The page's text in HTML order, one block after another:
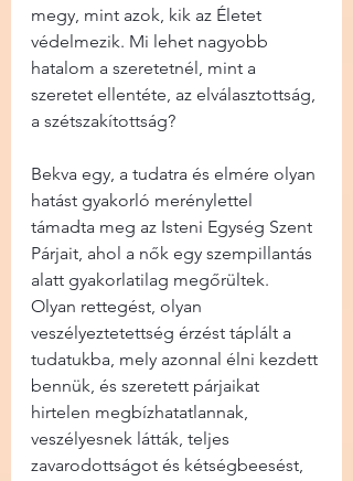
megy, mint azok, kik az Életet
védelmezik. Mi lehet nagyobb
hatalom a szeretetnél, mint a
szeretet ellentéte, az elválasztottság,
a szétszakítottság?
Bekva egy, a tudatra és elmére olyan
hatást gyakorló merénylettel
támadta meg az Isteni Egység Szent
Párjait, ahol a nők egy szempillantás
alatt gyakorlatilag megőrültek.
Olyan rettegést, olyan
veszélyeztetettség érzést táplált a
tudatukba, mely azonnal élni kezdett
bennük, és szeretett párjaikat
hirtelen megbízhatatlannak,
veszélyesnek látták, teljes
zavarodottságot és kétségbeesést,